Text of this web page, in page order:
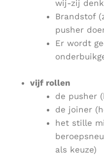
wij-zij
Brandstof
pusher
Er wordt
vijf rollen
de pusher
de joiner
het stille
als keuze)